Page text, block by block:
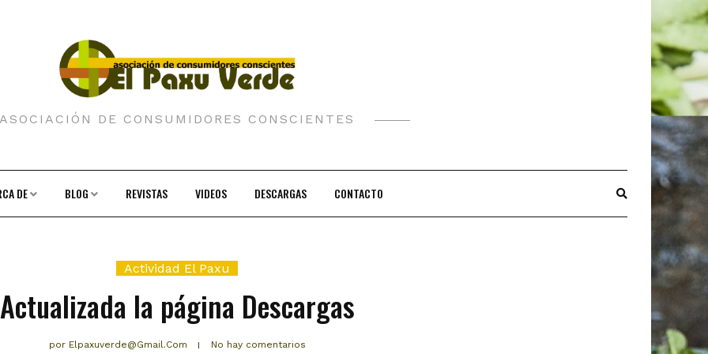
ASOCIACIÓN DE CONSUMIDORES CONSCIENTES
DE BLOG REVISTAS VIDEOS DESCARGAS CONTACTO
Actividad El Paxu
Actualizada la página Descargas
porElpaxuverde@gmail.com No hay comentarios